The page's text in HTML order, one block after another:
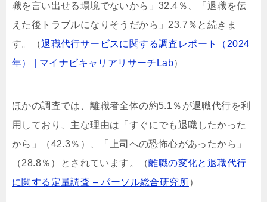
職を言い出せる環境でないから」32.4％、「退職を伝
えた後トラブルになりそうだから」23.7％と続きま
す。（退職代行サービスに関する調査レポート（2024
年） | マイナビキャリアリサーチLab）
ほかの調査では、離職者全体の約5.1％が退職代行を利
用しており、主な理由は「すぐにでも退職したかった
から」（42.3％）、「上司への恐怖心があったから」
（28.8％）とされています。（離職の変化と退職代行
に関する定量調査 – パーソル総合研究所）